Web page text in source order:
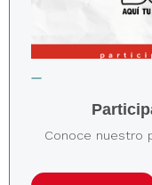
Conoce nuestro